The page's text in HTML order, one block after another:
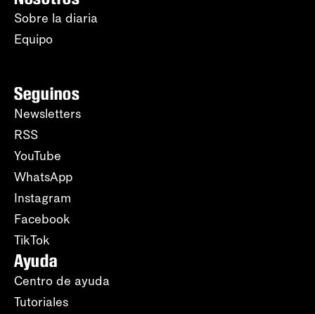
Sobre la diaria
Equipo
Seguinos
Newsletters
RSS
YouTube
WhatsApp
Instagram
Facebook
TikTok
Ayuda
Centro de ayuda
Tutoriales